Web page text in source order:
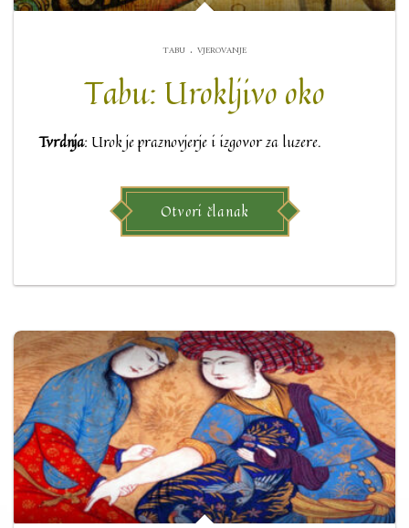
TABU . VJEROVANJE
Tabu: Urokljivo oko
Tvrdnja: Urok je praznovjerje i izgovor za luzere.
Otvori članak